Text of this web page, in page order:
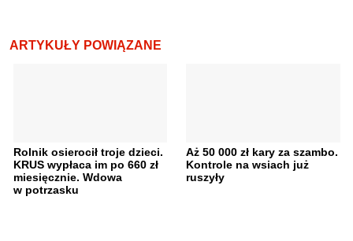
ARTYKUŁY POWIĄZANE
Rolnik osierocił troje dzieci.
KRUS wypłaca im po 660 zł
miesięcznie. Wdowa
w potrzasku
Aż 50 000 zł kary za szambo.
Kontrole na wsiach już
ruszyły